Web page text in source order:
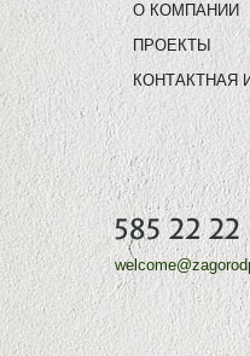
О КОМПАНИИ
ПРОЕКТЫ
КОНТАКТНАЯ